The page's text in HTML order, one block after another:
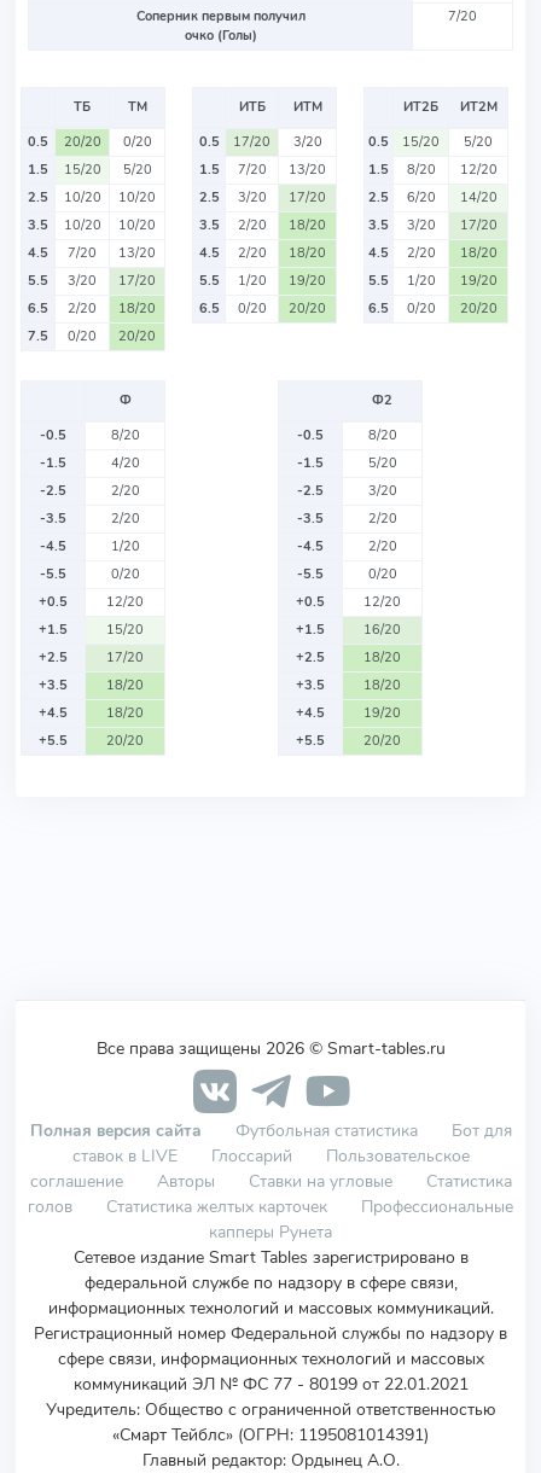
Соперник первым получил
очко (Голы)
7/20
ТБ
ТМ
0.5
20/20
0/20
1.5
15/20
5/20
2.5
10/20
10/20
3.5
10/20
10/20
4.5
7/20
13/20
5.5
3/20
17/20
6.5
2/20
18/20
7.5
0/20 20/20
ИТБ
ИТМ
0.5
17/20
3/20
1.5
7/20
13/20
2.5
3/20
17/20
3.5
2/20
18/20
4.5
2/20
18/20
5.5
1/20
19/20
6.5
0/20 20/20
ИТ2Б
ИТ2М
0.5
15/20
5/20
1.5
8/20
12/20
2.5
6/20
14/20
3.5
3/20
17/20
4.5
2/20
18/20
5.5
1/20
19/20
6.5
0/20 20/20
Ф
-0.5
8/20
-1.5
4/20
-2.5
2/20
-3.5
2/20
-4.5
1/20
-5.5
0/20
+0.5
12/20
+1.5
15/20
+2.5
17/20
+3.5
18/20
+4.5
18/20
+5.5
20/20
Ф2
-0.5
8/20
-1.5
5/20
-2.5
3/20
-3.5
2/20
-4.5
2/20
-5.5
0/20
+0.5
12/20
+1.5
16/20
+2.5
18/20
+3.5
18/20
+4.5
19/20
+5.5
20/20
Все права защищены 2026 © Smart-tables.ru
Полная версия сайта Футбольная статистика
Бот для
ставок в LIVE
Глоссарий
Пользовательское
соглашение
Авторы Ставки на угловые
Статистика
голов
Статистика желтых карточек
Профессиональные
капперы Рунета
Сетевое издание Smart Tables зарегистрировано в
федеральной службе по надзору в сфере связи,
информационных технологий и массовых коммуникаций.
Регистрационный номер Федеральной службы по надзору в
сфере связи, информационных технологий и массовых
коммуникаций ЭЛ № ФС 77 - 80199 от 22.01.2021
Учредитель: Общество с ограниченной ответственностью
«Смарт Тейблс» (ОГРН: 1195081014391)
Главный редактор: Ордынец А.О.